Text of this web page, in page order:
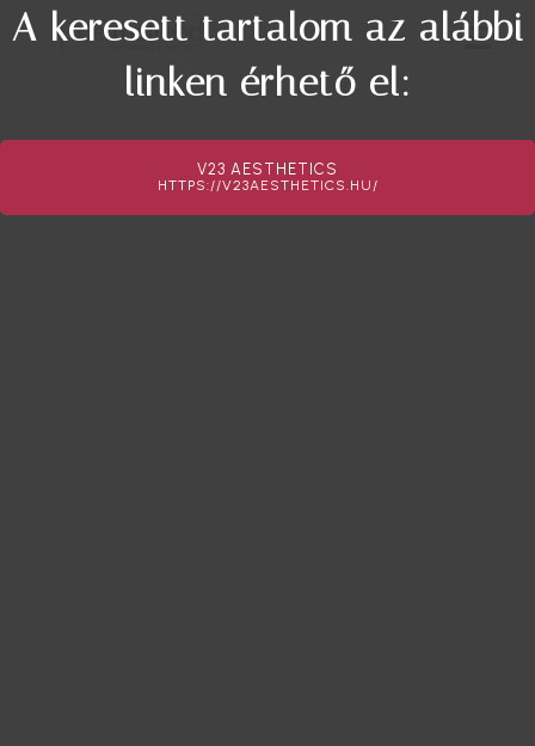
A keresett tartalom az alábbi
linken érhető el:
V23 AESTHETICS
HTTPS://V23AESTHETICS.HU/